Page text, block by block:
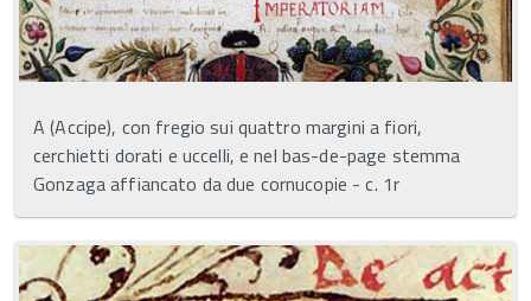
A (Accipe), con fregio sui quattro margini a fiori,
cerchietti dorati e uccelli, e nel bas-de-page stemma
Gonzaga affiancato da due cornucopie - c. 1r